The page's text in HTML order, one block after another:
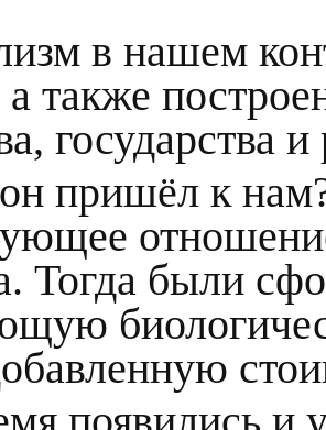
в нашем
также
государства
пришёл к
Тогда были